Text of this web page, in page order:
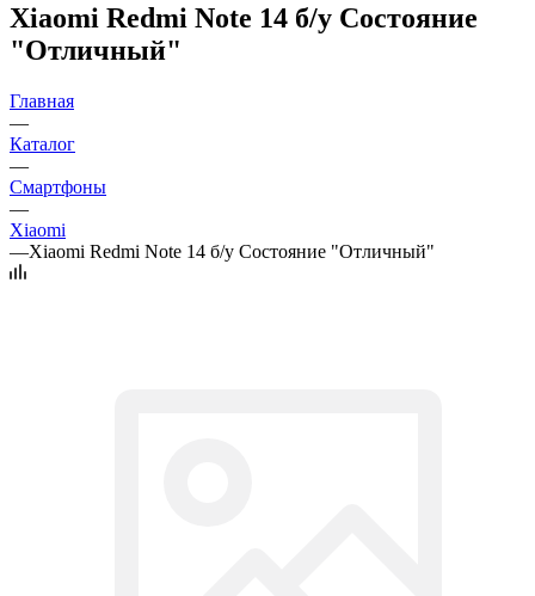
Xiaomi Redmi Note 14 б/у Состояние
"Отличный"
Главная
—
Каталог
—
Смартфоны
—
Xiaomi
—Xiaomi Redmi Note 14 б/у Состояние "Отличный"